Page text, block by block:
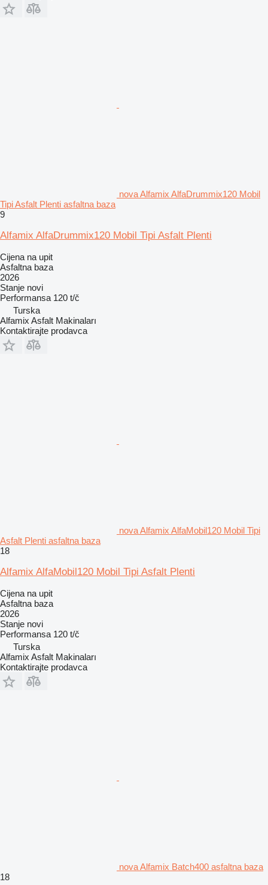
nova Alfamix AlfaDrummix120 Mobil
Tipi Asfalt Plenti asfaltna baza
9
Alfamix AlfaDrummix120 Mobil Tipi Asfalt Plenti
Cijena na upit
Asfaltna baza
2026
Stanje novi
Performansa 120 t/č
Turska
Alfamix Asfalt Makinaları
Kontaktirajte prodavca
nova Alfamix AlfaMobil120 Mobil Tipi
Asfalt Plenti asfaltna baza
18
Alfamix AlfaMobil120 Mobil Tipi Asfalt Plenti
Cijena na upit
Asfaltna baza
2026
Stanje novi
Performansa 120 t/č
Turska
Alfamix Asfalt Makinaları
Kontaktirajte prodavca
nova Alfamix Batch400 asfaltna baza
18